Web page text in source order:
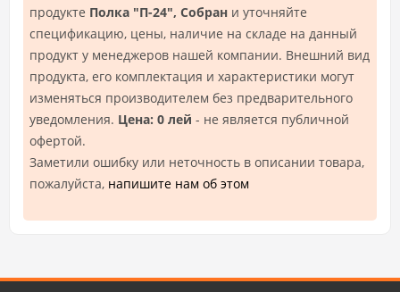
продукте Полка "П-24", Собран и уточняйте
спецификацию, цены, наличие на складе на данный
продукт у менеджеров нашей компании. Внешний вид
продукта, его комплектация и характеристики могут
изменяться производителем без предварительного
уведомления. Цена: 0 лей - не является публичной
офертой.
Заметили ошибку или неточность в описании товара,
пожалуйста, напишите нам об этом